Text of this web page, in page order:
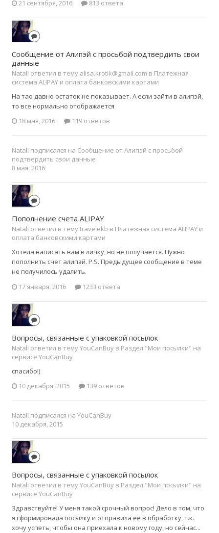
21 сентября, 2016 813 ответа
Сообщение от Алипэй с просьбой подтвердить свои
данные
Natali ответил в тему alisa.krotik@gmail.com в Платежная
система ALIPAY и оплата банковскими картами
На тао давно остаток не показывает. А если зайти в алипэй,
то все нормально отображается
18 мая, 2016
119 ответов
Natali подписался на Сообщение от Алипэй с просьбой
подтвердить свои данные
8 мая, 2016
Пополнение счета ALIPAY
Natali ответил в тему travelekb в Платежная система ALIPAY и
оплата банковскими картами
Хотела написать вам в личку, но не получается. Нужно
пополнить счет алипэй. P.S. Предыдущее сообщение в теме
не получилось удалить.
17 января, 2016
1233 ответа
Вопросы, связанные с упаковкой посылок
Natali ответил в тему YouCanBuy в Раздел "Мои посылки" на
сервисе YouCanBuy
спасибо!)
10 декабря, 2015
139 ответов
Natali подписался на YouCanBuy
10 декабря, 2015
Вопросы, связанные с упаковкой посылок
Natali ответил в тему YouCanBuy в Раздел "Мои посылки" на
сервисе YouCanBuy
Здравствуйте! У меня такой срочный вопрос! Дело в том, что
я сформировала посылку и отправила её в обработку, т.к.
хочу успеть, чтобы она приехала к новому году, но сейчас...